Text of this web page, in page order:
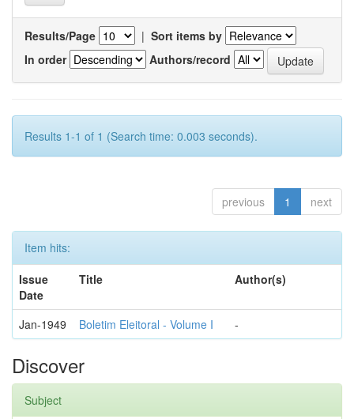
Results/Page | Sort items by
In order
Authors/record
Results 1-1 of 1 (Search time: 0.003 seconds).
previous 1 next
Item hits:
Issue
Date
Title Author(s)
Jan-1949 Boletim Eleitoral - Volume I -
Discover
Subject